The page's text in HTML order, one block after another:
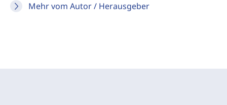
Mehr vom Autor / Herausgeber